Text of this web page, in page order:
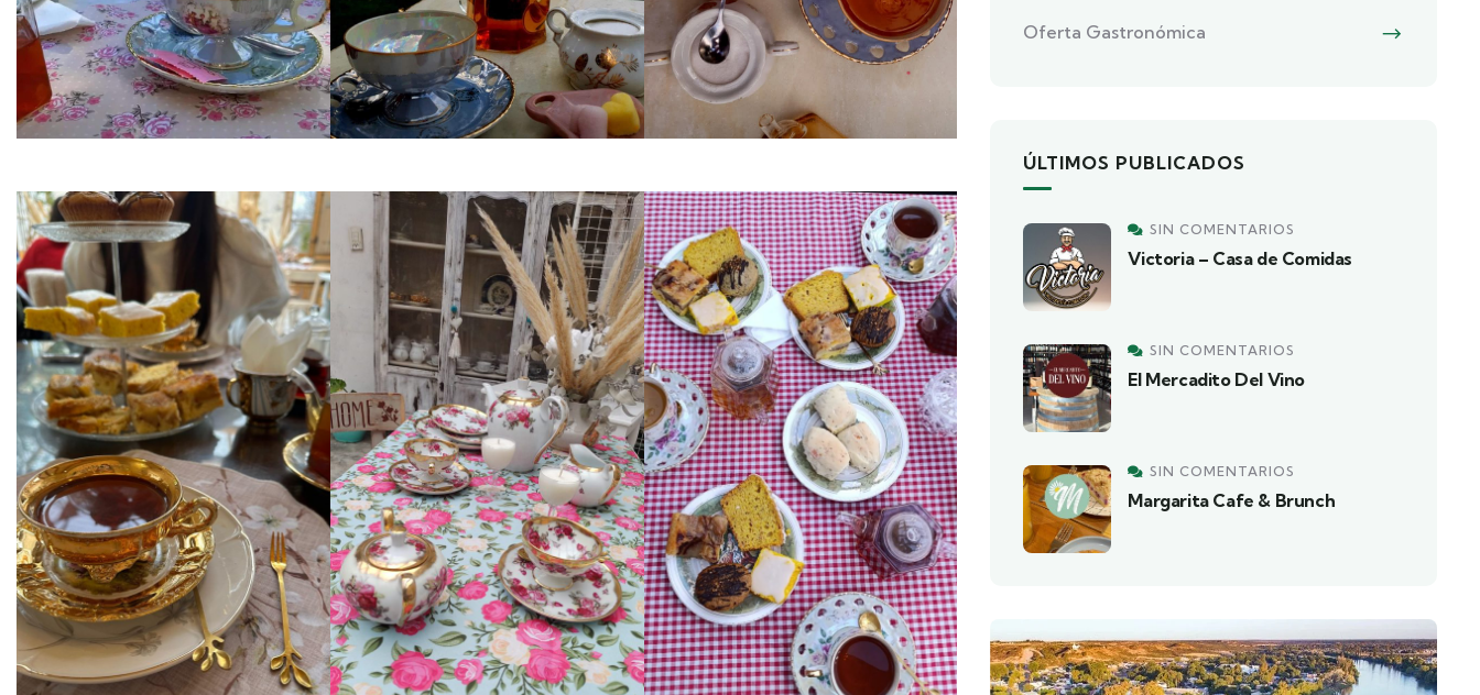
Oferta Gastronómica
ÚLTIMOS PUBLICADOS
SIN COMENTARIOS
Victoria – Casa de Comidas
SIN COMENTARIOS
El Mercadito Del Vino
SIN COMENTARIOS
Margarita Cafe & Brunch